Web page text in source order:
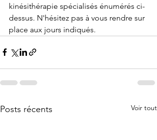
kinésithérapie spécialisés énumérés ci-
dessus. N'hésitez pas à vous rendre sur
place aux jours indiqués.
Posts récents Voir tout